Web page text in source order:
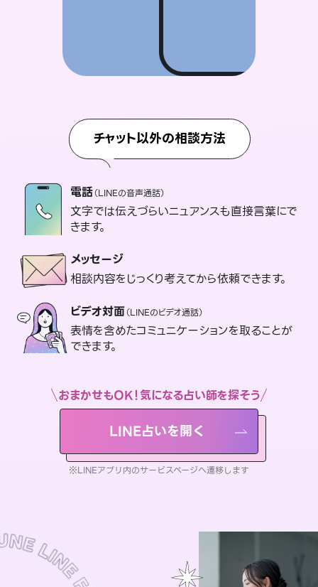
チャット以外の相談方法
電話（LINEの音声通話）
文字では伝えづらいニュアンスも直接言葉にで
きます。
メッセージ
相談内容をじっくり考えてから依頼できます。
ビデオ対面（LINEのビデオ通話）
表情を含めたコミュニケーションを取ることが
できます。
おまかせもOK！気になる占い師を探そう
LINE占いを開く
※LINEアプリ内のサービスページへ遷移します